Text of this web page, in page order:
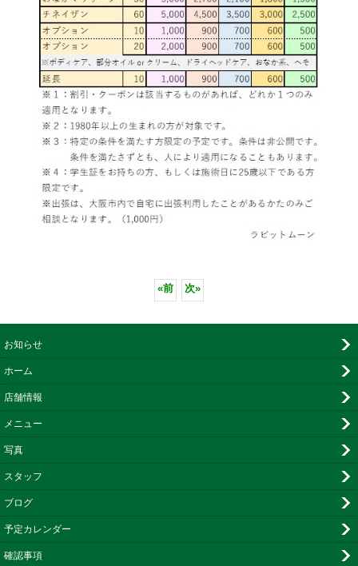
«前 次»
お知らせ
ホーム
店舗情報
メニュー
写真
スタッフ
ブログ
予定カレンダー
確認事項